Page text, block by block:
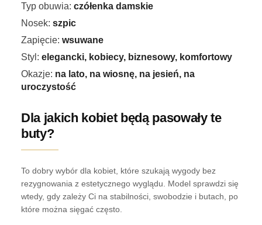
Typ obuwia: czółenka damskie
Nosek: szpic
Zapięcie: wsuwane
Styl: elegancki, kobiecy, biznesowy, komfortowy
Okazje: na lato, na wiosnę, na jesień, na
uroczystość
Dla jakich kobiet będą pasowały te
buty?
To dobry wybór dla kobiet, które szukają wygody bez
rezygnowania z estetycznego wyglądu. Model sprawdzi się
wtedy, gdy zależy Ci na stabilności, swobodzie i butach, po
które można sięgać często.